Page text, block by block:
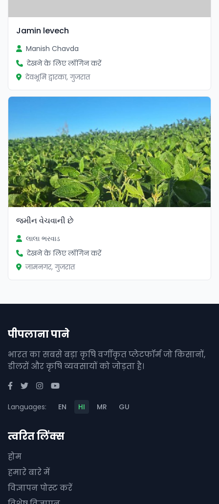
Jamin levech
Manish Chavda
देखने के लिए लॉगिन करें
देवभूमि द्वारका, गुजरात
જમીન વેચવાની છે
લાલા ભરવાડ
देखने के लिए लॉगिन करें
जामनगर, गुजरात
पीपलाना पाने
भारत का सबसे बड़ा कृषि वर्गीकृत प्लेटफॉर्म जो किसानों,
डीलरों और कृषि व्यवसायों को जोड़ता है।
Languages: EN HI MR GU
त्वरित लिंक्स
होम
हमारे बारे में
विज्ञापन पोस्ट करें